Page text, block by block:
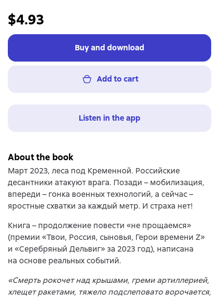
$4.93
Buy and download
Add to cart
Listen in the app
About the book
Март 2023, леса под Кременной. Российские
десантники атакуют врага. Позади – мобилизация,
впереди – гонка военных технологий, а сейчас –
яростные схватки за каждый метр. И страха нет!
Книга – продолжение повести «не прощаемся»
(премии «Твои, Россия, сыновья, Герои времени Z»
и «Серебряный Дельвиг» за 2023 год), написана
на основе реальных событий.
«Смерть рокочет над крышами, греми артиллерией,
хлещет ракетами, тяжело подслеповато ворочается,